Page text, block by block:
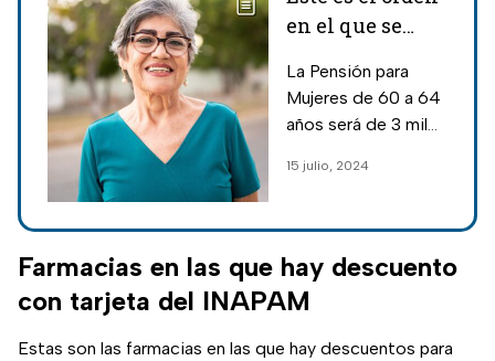
en el que se
Pensión para
Mujeres de 60 a
Claudia
La Pensión para
Mujeres de 60 a 64
años será de 3 mil
la mitad del recurso
Pensión Bienestar
que se entrega
actualmente.
15 julio, 2024
Farmacias en las que hay descuento
con tarjeta del INAPAM
Estas son las farmacias en las que hay descuentos para